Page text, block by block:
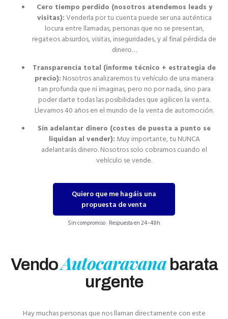
Cero tiempo perdido (nosotros atendemos leads y
visitas):Venderla por tu cuenta puede ser una auténtica
locura entre llamadas, personas que no se presentan,
regateos absurdos, visitas, inseguridades, y al final pérdida de
dinero…
Transparencia total (informe técnico + estrategia de
precio): Nosotros analizaremos tu vehículo de una manera
tan profunda que ni imaginas, pero no por nada, sino para
poder darte todas las posibilidades que agilicen la venta.
Llevamos 40 años en el mundo de la venta de automoción.
Sin adelantar dinero (costes de puesta a punto se
liquidan al vender): Muy importante, tu NUNCA
adelantarás dinero. Nosotros solo cobramos cuando el
vehículo se vende.
Quiero que me hagáis una
propuesta de venta
Sin compromiso · Respuesta en 24–48h
VendoAutocaravanabarata
urgente
Hay muchas personas que nos llaman directamente con este